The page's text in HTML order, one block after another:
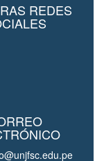
REDES